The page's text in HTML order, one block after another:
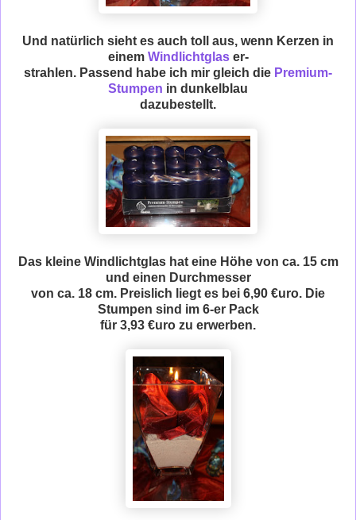
Und natürlich sieht es auch toll aus, wenn Kerzen in
einem Windlichtglaser-
strahlen. Passend habe ich mir gleich die Premium-
Stumpen in dunkelblau
dazubestellt.
Das kleine Windlichtglas hat eine Höhe von ca. 15 cm
und einen Durchmesser
von ca. 18 cm. Preislich liegt es bei 6,90 €uro. Die
Stumpen sind im 6-er Pack
für 3,93 €uro zu erwerben.